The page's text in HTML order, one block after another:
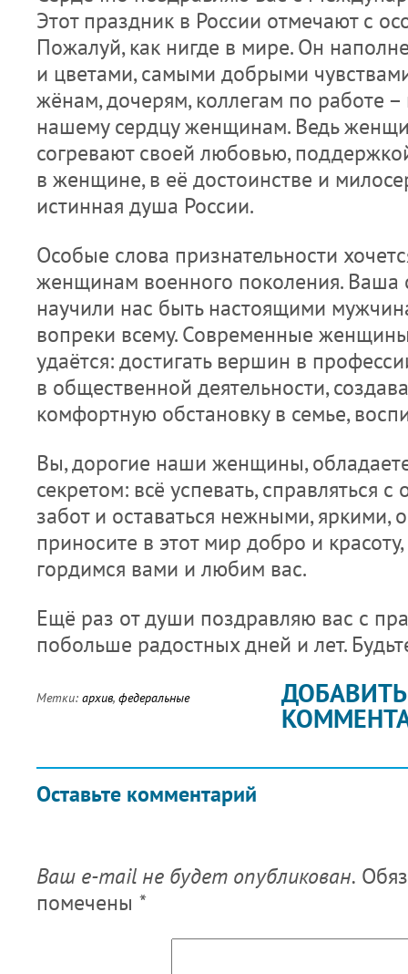
Этот праздник в России отмечают с
Пожалуй, как нигде в мире. Он
и цветами, самыми добрыми
жёнам, дочерям, коллегам по работе
нашему сердцу женщинам. Ведь
согревают своей любовью,
в женщине, в её достоинстве и
истинная душа России.
Особые слова признательности
женщинам военного поколения. Ваша
научили нас быть настоящими
вопреки всему. Современные
удаётся: достигать вершин в
в общественной деятельности,
комфортную обстановку в семье,
Вы, дорогие наши женщины,
секретом: всё успевать, справляться
забот и оставаться нежными, яркими,
приносите в этот мир добро и
гордимся вами и любим вас.
Ещё раз от души поздравляю вас с
побольше радостных дней и лет.
Метки: архив, федеральные
Оставьте комментарий
ДОБАВИТЬ
Ваш e-mail не будет опубликован.
помечены *